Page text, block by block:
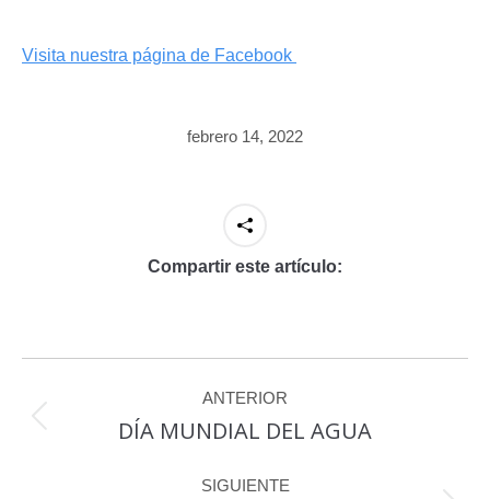
Visita nuestra página de Facebook
febrero 14, 2022
Compartir este artículo:
Navegación
entre
publicaciones
ANTERIOR
Publicación
DÍA MUNDIAL DEL AGUA
SIGUIENTE